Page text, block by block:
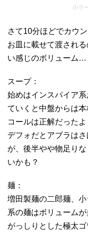
小ラ
さて10分ほどでカウ
お皿に載せて渡され
い感じのボリューム…
スープ：
始めはインスパイア
ていくと中盤からは
コールは正解だったよ
デフォだとアブラは
が、後半やや物足り
いかも？
麺：
増田製麺の二郎麺、
系の麺はボリュームが
がっしりとした極太ゴ